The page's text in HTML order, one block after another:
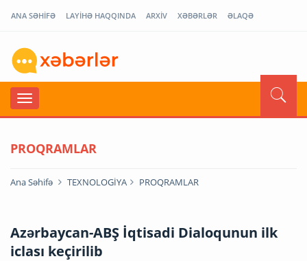
ANA SƏHİFƏ LAYİHƏ HAQQINDA ARXİV XƏBƏRLƏR ƏLAQƏ
PROQRAMLAR
Ana Səhifə TEXNOLOGİYA PROQRAMLAR
Azərbaycan-ABŞ İqtisadi Dialoqunun ilk
iclası keçirilib